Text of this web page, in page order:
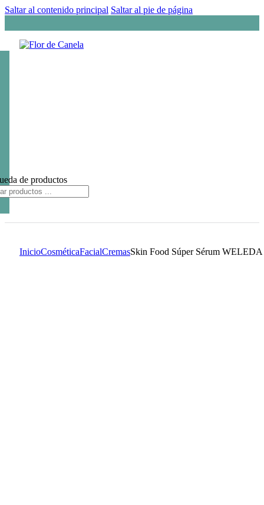
Saltar al contenido principal Saltar al pie de página
de productos
InicioCosméticaFacialCremasSkin Food Súper Sérum WELEDA